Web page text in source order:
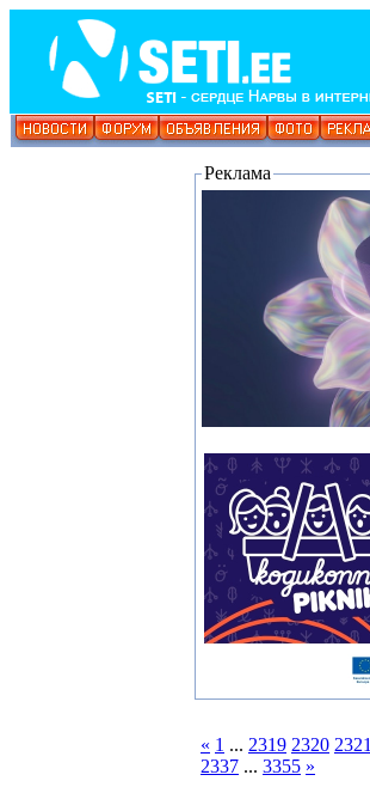
Реклама
« 1 ... 2319 2320 2321
2337 ... 3355 »